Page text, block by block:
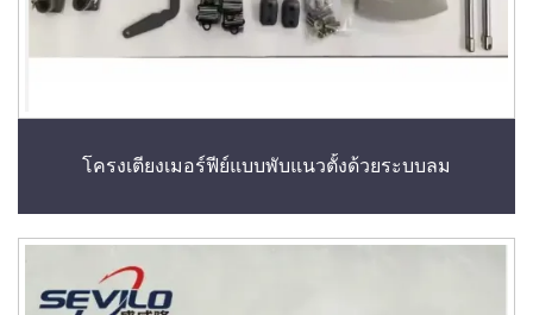
โครงเตียงเมอร์ฟีย์แบบพับแนวตั้งด้วยระบบลม